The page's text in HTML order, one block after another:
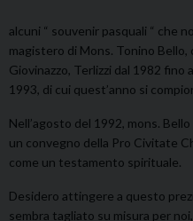
alcuni “ souvenir pasquali “ che
magistero di Mons. Tonino
Giovinazzo, Terlizzi dal 1982
1993, di cui quest’anno si
Nell’agosto del 1992, mons.
un convegno della Pro Civitate
come un testamento spirituale.
Desidero attingere a questo
sembra tagliato su misura per